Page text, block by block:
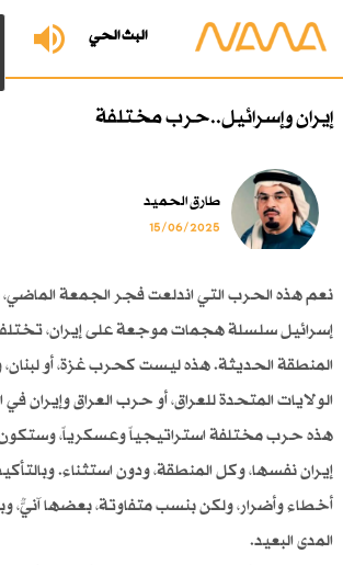
البث الحي
إيران وإسرائيل..حرب مختلفة
طارق الحميد
15/06/2025
نعم هذه الحرب التي اندلعت فجر الجمعة
إسرائيل سلسلة هجمات موجعة على إيران،
المنطقة الحديثة. هذه ليست كحرب غزة، أو
الولايات المتحدة للعراق، أو حرب العراق وإيران في
هذه حرب مختلفة استراتيجياً وعسكرياً، وستكون
إيران نفسها، وكل المنطقة، ودون استثناء.
أخطاء وأضرار، ولكن بنسب متفاوتة، بعضها آنيٌّ،
المدى البعيد.